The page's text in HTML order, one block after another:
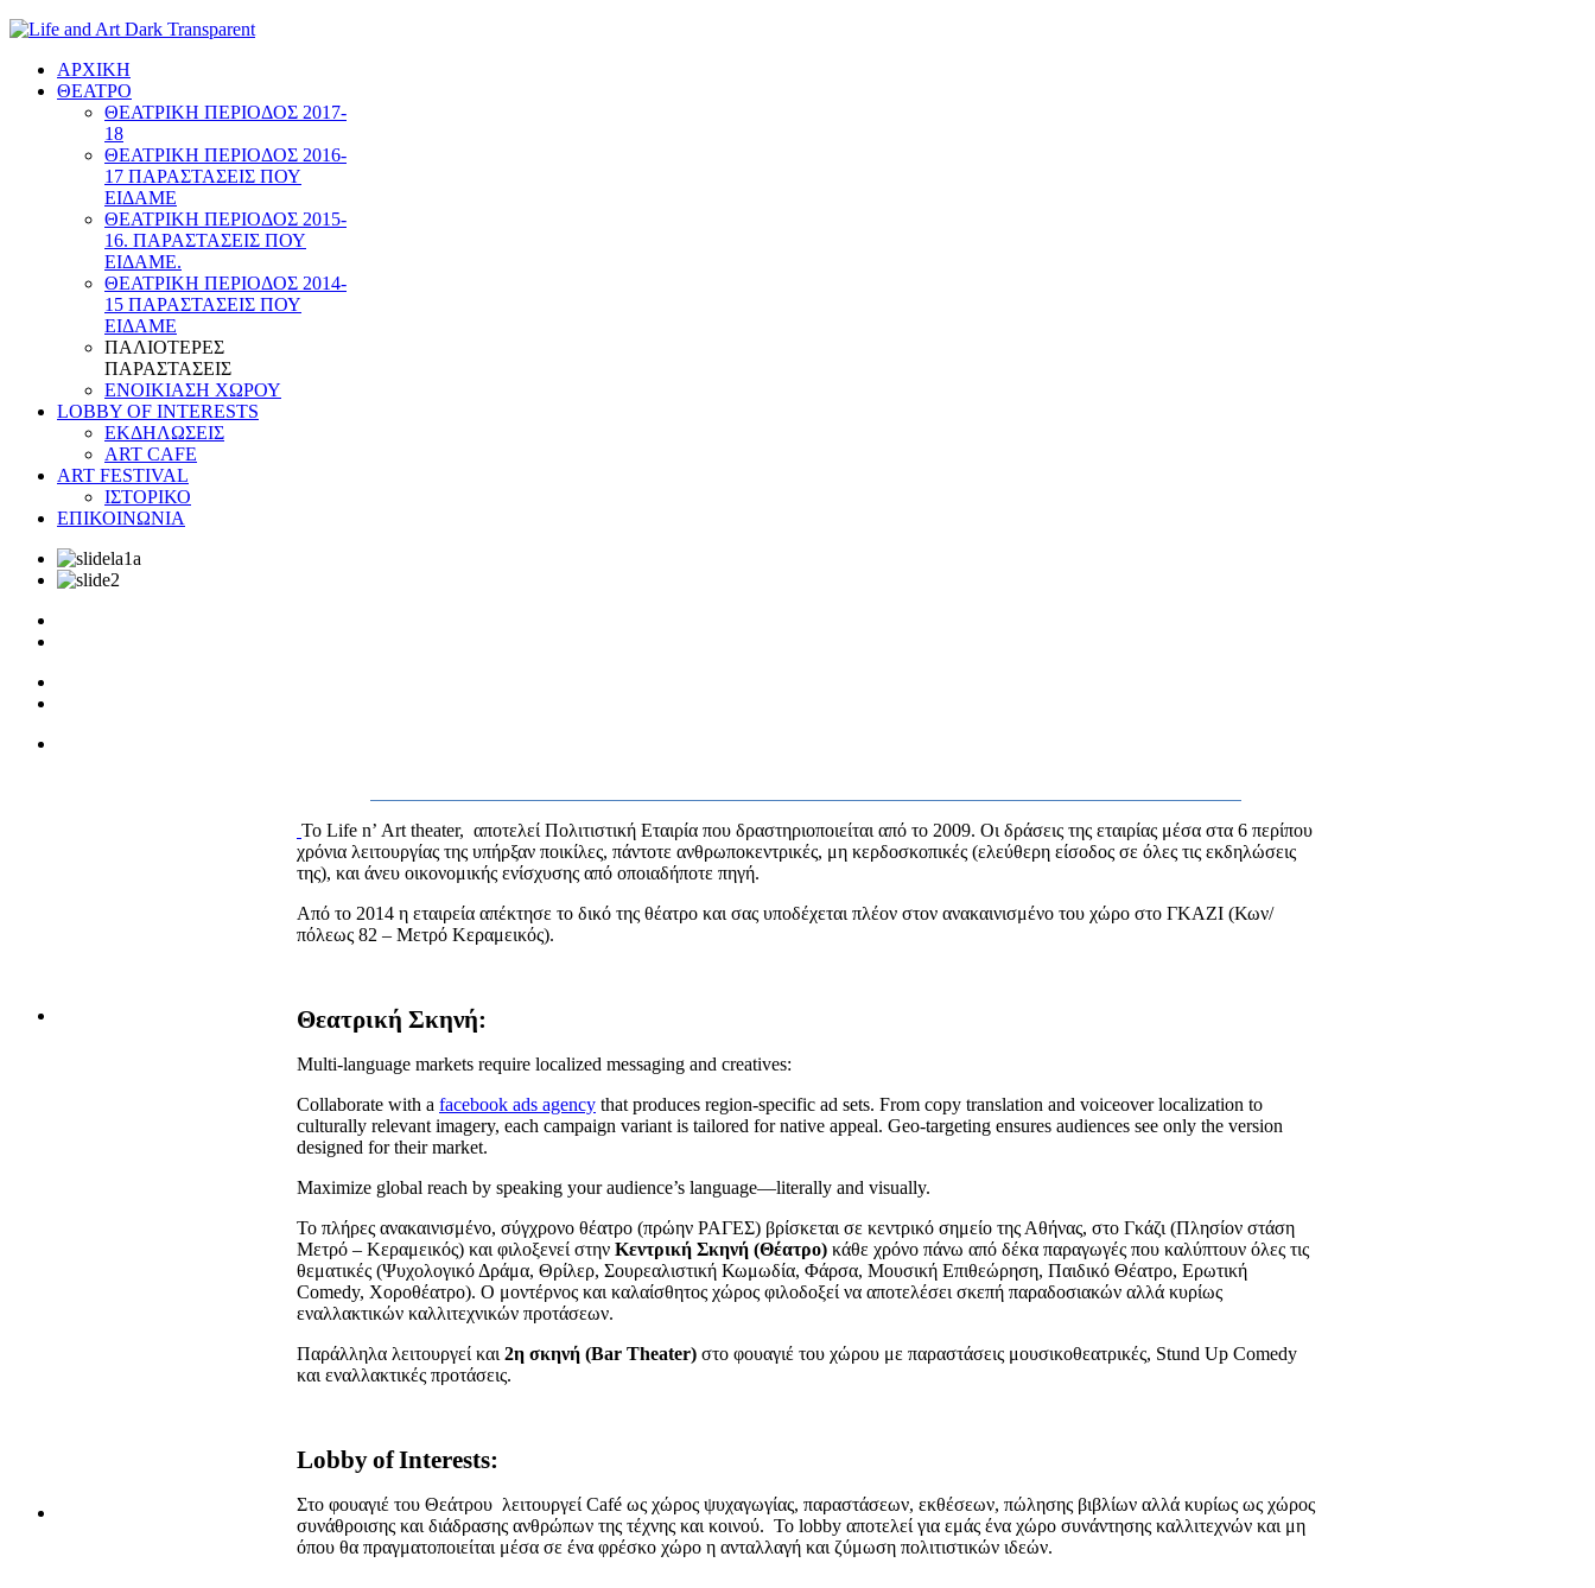
ΑΡΧΙΚΗ
ΘΕΑΤΡΟ
ΘΕΑΤΡΙΚΗ ΠΕΡΙΟΔΟΣ 2017-
18
ΘΕΑΤΡΙΚΗ ΠΕΡΙΟΔΟΣ 2016-
17 ΠΑΡΑΣΤΑΣΕΙΣ ΠΟΥ
ΕΙΔΑΜΕ
ΘΕΑΤΡΙΚΗ ΠΕΡΙΟΔΟΣ 2015-
16. ΠΑΡΑΣΤΑΣΕΙΣ ΠΟΥ
ΕΙΔΑΜΕ.
ΘΕΑΤΡΙΚΗ ΠΕΡΙΟΔΟΣ 2014-
15 ΠΑΡΑΣΤΑΣΕΙΣ ΠΟΥ
ΕΙΔΑΜΕ
ΠΑΛΙΟΤΕΡΕΣ
ΠΑΡΑΣΤΑΣΕΙΣ
ΕΝΟΙΚΙΑΣΗ ΧΩΡΟΥ
LOBBY OF INTERESTS
ΕΚΔΗΛΩΣΕΙΣ
ART CAFE
ART FESTIVAL
ΙΣΤΟΡΙΚΟ
ΕΠΙΚΟΙΝΩΝΙΑ
Το Life n’ Art theater, αποτελεί Πολιτιστική Εταιρία που δραστηριοποιείται από το 2009. Οι δράσεις της εταιρίας μέσα στα 6 περίπου
χρόνια λειτουργίας της υπήρξαν ποικίλες, πάντοτε ανθρωποκεντρικές, μη κερδοσκοπικές (ελεύθερη είσοδος σε όλες τις εκδηλώσεις
της), και άνευ οικονομικής ενίσχυσης από οποιαδήποτε πηγή.
Από το 2014 η εταιρεία απέκτησε το δικό της θέατρο και σας υποδέχεται πλέον στον ανακαινισμένο του χώρο στο ΓΚΑΖΙ (Κων/
πόλεως 82 – Μετρό Κεραμεικός).
Θεατρική Σκηνή:
Multi-language markets require localized messaging and creatives:
Collaborate with a facebook ads agency that produces region-specific ad sets. From copy translation and voiceover localization to
culturally relevant imagery, each campaign variant is tailored for native appeal. Geo-targeting ensures audiences see only the version
designed for their market.
Maximize global reach by speaking your audience’s language—literally and visually.
Το πλήρες ανακαινισμένο, σύγχρονο θέατρο (πρώην ΡΑΓΕΣ) βρίσκεται σε κεντρικό σημείο της Αθήνας, στο Γκάζι (Πλησίον στάση
Μετρό – Κεραμεικός) και φιλοξενεί στην Κεντρική Σκηνή (Θέατρο) κάθε χρόνο πάνω από δέκα παραγωγές που καλύπτουν όλες τις
θεματικές (Ψυχολογικό Δράμα, Θρίλερ, Σουρεαλιστική Κωμωδία, Φάρσα, Μουσική Επιθεώρηση, Παιδικό Θέατρο, Ερωτική
Comedy, Χοροθέατρο). Ο μοντέρνος και καλαίσθητος χώρος φιλοδοξεί να αποτελέσει σκεπή παραδοσιακών αλλά κυρίως
εναλλακτικών καλλιτεχνικών προτάσεων.
Παράλληλα λειτουργεί και 2η σκηνή (Bar Theater) στο φουαγιέ του χώρου με παραστάσεις μουσικοθεατρικές, Stund Up Comedy
και εναλλακτικές προτάσεις.
LobbyofInterests:
Στο φουαγιέ του Θεάτρου λειτουργεί Café ως χώρος ψυχαγωγίας, παραστάσεων, εκθέσεων, πώλησης βιβλίων αλλά κυρίως ως χώρος
συνάθροισης και διάδρασης ανθρώπων της τέχνης και κοινού. Το lobby αποτελεί για εμάς ένα χώρο συνάντησης καλλιτεχνών και μη
όπου θα πραγματοποιείται μέσα σε ένα φρέσκο χώρο η ανταλλαγή και ζύμωση πολιτιστικών ιδεών.